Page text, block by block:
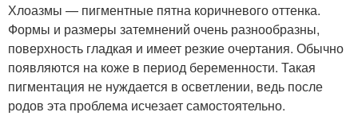
Хлоазмы — пигментные пятна коричневого оттенка.
Формы и размеры затемнений очень разнообразны,
поверхность гладкая и имеет резкие очертания. Обычно
появляются на коже в период беременности. Такая
пигментация не нуждается в осветлении, ведь после
родов эта проблема исчезает самостоятельно.